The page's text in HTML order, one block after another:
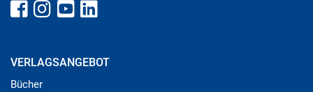
VERLAGSANGEBOT
Bücher